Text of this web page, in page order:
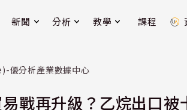
新聞 分析 教學 課程
優分析產業數據中心
戰再升級？乙烷出口